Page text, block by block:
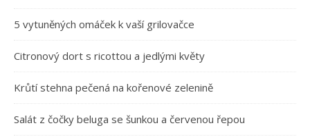
5 vytuněných omáček k vaší grilovačce
Citronový dort s ricottou a jedlými květy
Krůtí stehna pečená na kořenové zelenině
Salát z čočky beluga se šunkou a červenou řepou